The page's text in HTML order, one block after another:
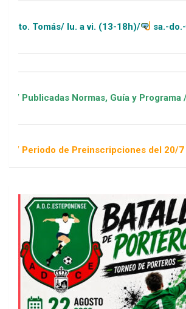
lu. a vi. (13-18h)/ sa.-do.-festivos
Normas, Guía y Programa / ver
de Preinscripciones del 20/7 al 16/8 /